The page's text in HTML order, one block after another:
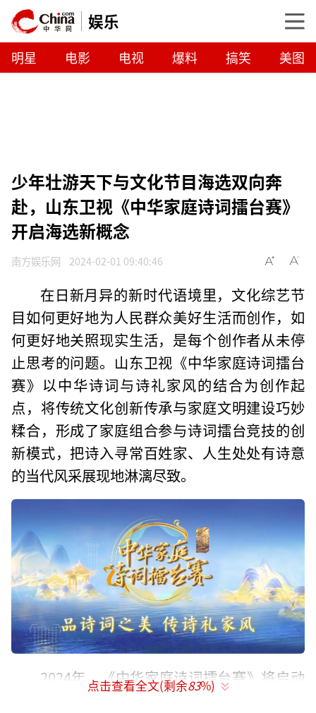
娱乐
明星 电影 电视 爆料 搞笑 美图
少年壮游天下与文化节目海选双向奔
赴，山东卫视《中华家庭诗词擂台赛》
开启海选新概念
南方娱乐网 2024-02-01 09:40:46
在日新月异的新时代语境里，文化综艺节
目如何更好地为人民群众美好生活而创作，如
何更好地关照现实生活，是每个创作者从未停
止思考的问题。山东卫视《中华家庭诗词擂台
赛》以中华诗词与诗礼家风的结合为创作起
点，将传统文化创新传承与家庭文明建设巧妙
糅合，形成了家庭组合参与诗词擂台竞技的创
新模式，把诗入寻常百姓家、人生处处有诗意
的当代风采展现地淋漓尽致。
2024年，《中华家庭诗词擂台赛》将启动
第二季节目制作，怎么才能够更进一步去深度
点击查看全文(剩余83%)